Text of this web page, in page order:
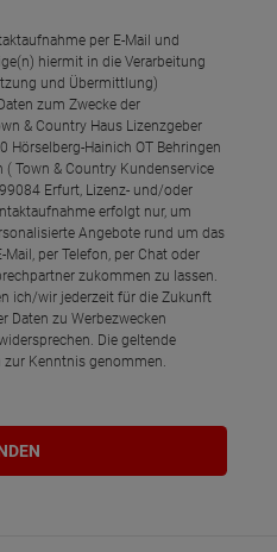
per E-Mail und
hiermit in die Verarbeitung
und Übermittlung)
zum Zwecke der
& Country Haus Lizenzgeber
Hörselberg-Hainich OT Behringen
Town & Country Kundenservice
Erfurt, Lizenz- und/oder
erfolgt nur, um
Angebote rund um das
per Telefon, per Chat oder
zukommen zu lassen.
ich/wir jederzeit für die Zukunft
Daten zu Werbezwecken
Die geltende
zur Kenntnis genommen.